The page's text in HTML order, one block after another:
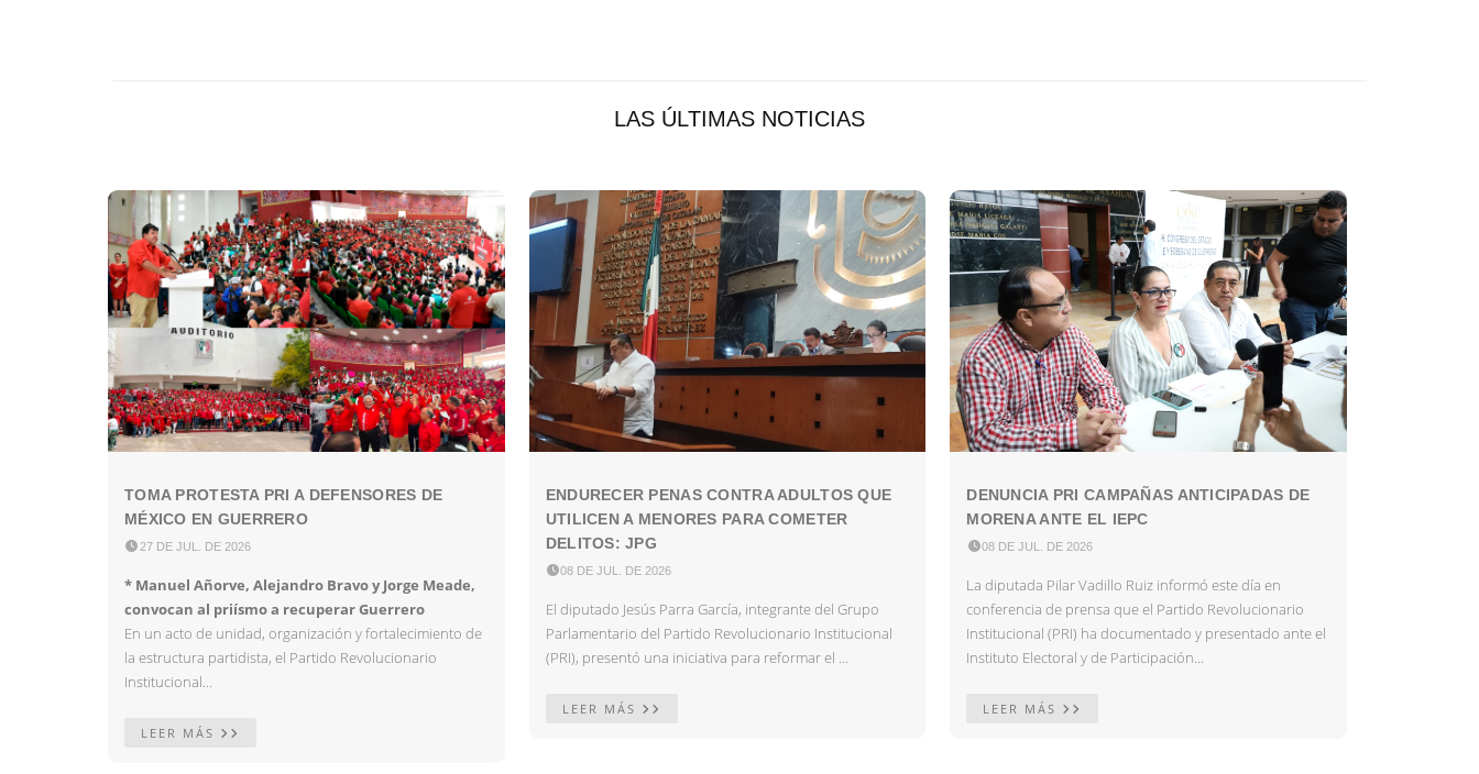
LAS ÚLTIMAS NOTICIAS
TOMA PROTESTA PRI A DEFENSORES DE
MÉXICO EN GUERRERO
 27 DE JUL. DE 2026
* Manuel Añorve, Alejandro Bravo y Jorge Meade,
convocan al priísmo a recuperar Guerrero
En un acto de unidad, organización y fortalecimiento de
la estructura partidista, el Partido Revolucionario
Institucional...
LEER MÁS
ENDURECER PENAS CONTRA ADULTOS QUE
UTILICEN A MENORES PARA COMETER
DELITOS: JPG
08 DE JUL. DE 2026
El diputado Jesús Parra García, integrante del Grupo
Parlamentario del Partido Revolucionario Institucional
(PRI), presentó una iniciativa para reformar el ...
LEER MÁS
DENUNCIA PRI CAMPAÑAS ANTICIPADAS DE
MORENA ANTE EL IEPC
08 DE JUL. DE 2026
La diputada Pilar Vadillo Ruiz informó este día en
conferencia de prensa que el Partido Revolucionario
Institucional (PRI) ha documentado y presentado ante el
Instituto Electoral y de Participación...
LEER MÁS